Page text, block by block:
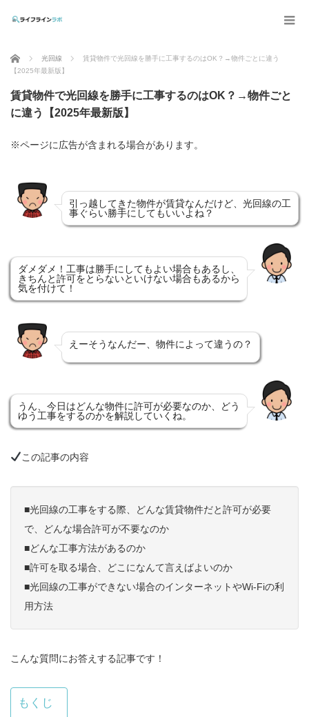
ホーム 光回線
賃貸物件で光回線を勝手に工事するのはOK？→物件ごとに違う
【2025年最新版】
賃貸物件で光回線を勝手に工事するのはOK？→物件ごと
に違う【2025年最新版】
※ページに広告が含まれる場合があります。
引っ越してきた物件が賃貸なんだけど、光回線の工
事ぐらい勝手にしてもいいよね？
ダメダメ！工事は勝手にしてもよい場合もあるし、
きちんと許可をとらないといけない場合もあるから
気を付けて！
えーそうなんだー、物件によって違うの？
うん、今日はどんな物件に許可が必要なのか、どう
ゆう工事をするのかを解説していくね。
この記事の内容
■光回線の工事をする際、どんな賃貸物件だと許可が必要
で、どんな場合許可が不要なのか
■どんな工事方法があるのか
■許可を取る場合、どこになんて言えばよいのか
■光回線の工事ができない場合のインターネットやWi-Fiの利
用方法
こんな質問にお答えする記事です！
もくじ